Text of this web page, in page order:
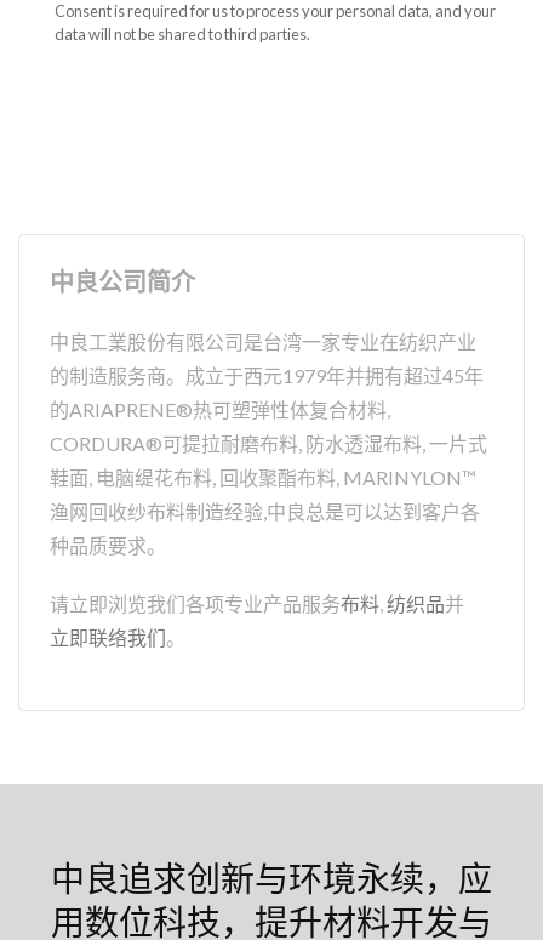
Consent is required for us to process your personal data, and your
data will not be shared to third parties.
中良公司简介
中良工業股份有限公司是台湾一家专业在纺织产业
的制造服务商。成立于西元1979年并拥有超过45年
的ARIAPRENE®热可塑弹性体复合材料,
CORDURA®可提拉耐磨布料, 防水透湿布料, 一片式
鞋面, 电脑缇花布料, 回收聚酯布料, MARINYLON™
渔网回收纱布料制造经验,中良总是可以达到客户各
种品质要求。
请立即浏览我们各项专业产品服务布料,纺织品并
立即联络我们。
中良追求创新与环境永续，应
用数位科技，提升材料开发与